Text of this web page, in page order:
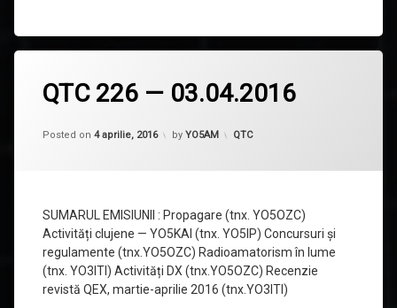
QTC 226 — 03.04.2016
Posted on 4 aprilie, 2016
Updated on 17 aprilie, 2016
by YO5AM Categorii:
QTC
SUMARUL EMISIUNII : Propagare (tnx. YO5OZC)
Activități clujene — YO5KAI (tnx. YO5IP) Concursuri și
regulamente (tnx.YO5OZC) Radioamatorism în lume
(tnx. YO3ITI) Activități DX (tnx.YO5OZC) Recenzie
revistă QEX, martie-aprilie 2016 (tnx.YO3ITI)